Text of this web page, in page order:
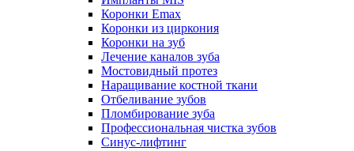
Коронки Emax
Коронки из циркония
Коронки на зуб
Лечение каналов зуба
Мостовидный протез
Наращивание костной ткани
Отбеливание зубов
Пломбирование зуба
Профессиональная чистка зубов
Синус-лифтинг